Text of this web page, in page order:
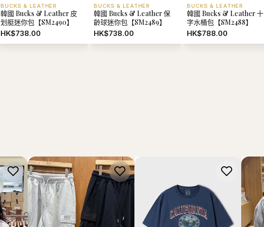
BUCKS & LEATHER
韓國 Bucks & Leather 皮
划艇迷你包【SM2490】
HK$738.00
BUCKS & LEATHER
韓國 Bucks & Leather 保
齡球迷你包【SM2489】
HK$738.00
BUCKS & LEATHER
韓國 Bucks & Leather 十
字水桶包【SM2488】
HK$788.00